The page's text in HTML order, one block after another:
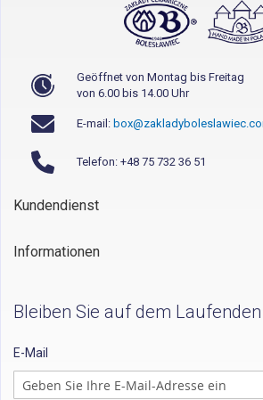
Geöffnet von Montag bis Freitag
von 6.00 bis 14.00 Uhr
E-mail:
Telefon: +48 75 732 36 51
Kundendienst
Informationen
Bleiben Sie auf dem
E-Mail